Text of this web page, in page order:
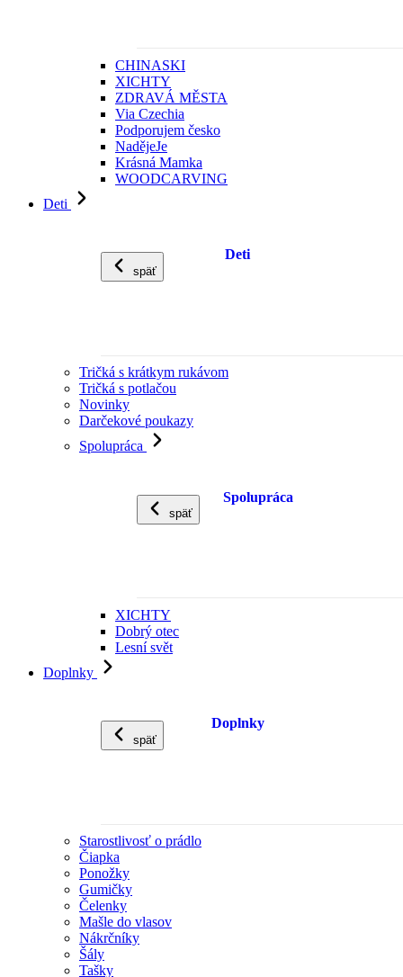
CHINASKI
XICHTY
ZDRAVÁ MĚSTA
Via Czechia
Podporujem česko
NadějeJe
Krásná Mamka
WOODCARVING
Deti
späť
Deti
Tričká s krátkym rukávom
Tričká s potlačou
Novinky
Darčekové poukazy
Spolupráca
späť
Spolupráca
XICHTY
Dobrý otec
Lesní svět
Doplnky
späť
Doplnky
Starostlivosť o prádlo
Čiapka
Ponožky
Gumičky
Čelenky
Mašle do vlasov
Nákrčníky
Šály
Tašky